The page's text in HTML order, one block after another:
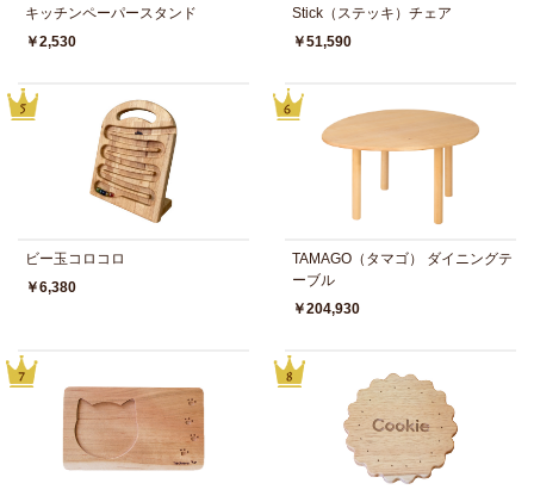
キッチンペーパースタンド
￥2,530
Stick（ステッキ）チェア
￥51,590
ビー玉コロコロ
￥6,380
TAMAGO（タマゴ） ダイニングテ
ーブル
￥204,930